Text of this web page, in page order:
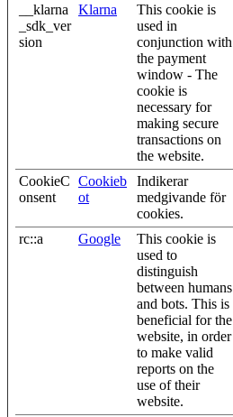
__klarna
_sdk_ver
sion
Klarna
This cookie is
used in
conjunction with
the payment
window - The
cookie is
necessary for
making secure
transactions on
the website.
CookieC
onsent
Cookieb
ot
Indikerar
medgivande för
cookies.
rc::a Google
This cookie is
used to
distinguish
between humans
and bots. This is
beneficial for the
website, in order
to make valid
reports on the
use of their
website.